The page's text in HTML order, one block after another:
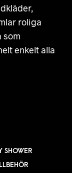
roliga
som
enkelt alla
SHOWER